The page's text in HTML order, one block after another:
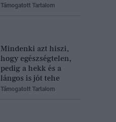
Támogatott Tartalom
Mindenki azt hiszi,
hogy egészségtelen,
pedig a hekk és a
lángos is jót tehe
Támogatott Tartalom